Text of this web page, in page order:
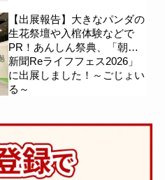
【出展報告】大きなパンダの
生花祭壇や入棺体験などで
PR！あんしん祭典、「朝日
新聞Reライフフェス2026」
に出展しました！～ごじょい
る～